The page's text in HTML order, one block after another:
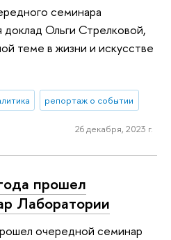
семинара
Ольги Стрелковой,
теме в жизни и искусстве
репортаж о событии
26 декабря, 2023 г.
прошел
Лаборатории
очередной семинар